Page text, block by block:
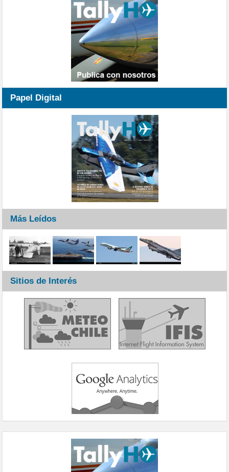
Papel Digital
Más Leídos
Sitios de Interés